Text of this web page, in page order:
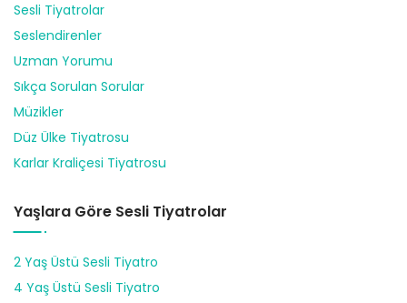
Sesli Tiyatrolar
Seslendirenler
Uzman Yorumu
Sıkça Sorulan Sorular
Müzikler
Düz Ülke Tiyatrosu
Karlar Kraliçesi Tiyatrosu
Yaşlara Göre Sesli Tiyatrolar
2 Yaş Üstü Sesli Tiyatro
4 Yaş Üstü Sesli Tiyatro